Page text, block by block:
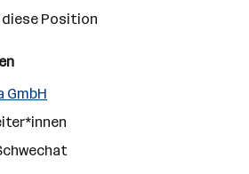
diese Position
GmbH